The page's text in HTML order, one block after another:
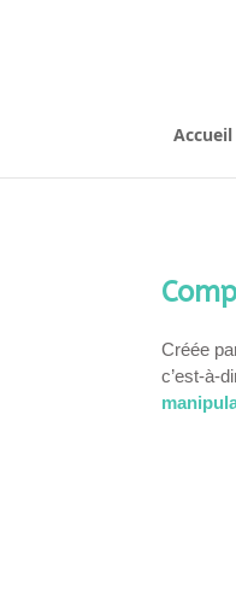
Accueil
Créée
c’est-à-